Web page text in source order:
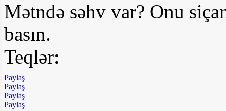
Mətndə səhv var? Onu
basın.
Teqlər:
Paylaş
Paylaş
Paylaş
Paylaş